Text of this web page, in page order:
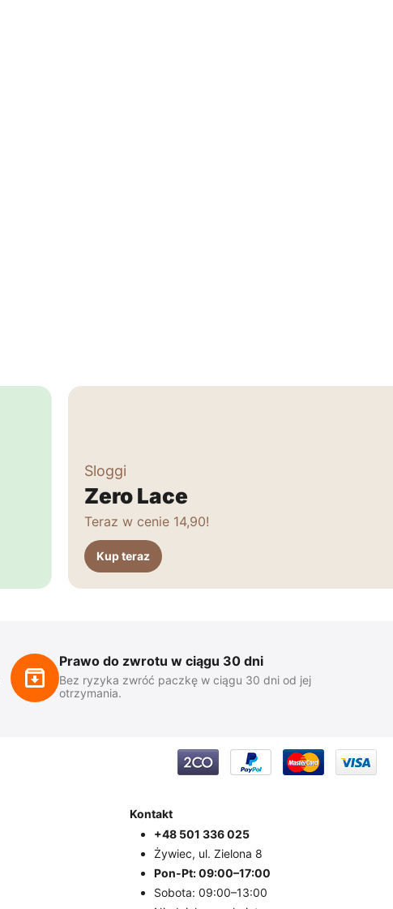
Sloggi
Zero Lace
Teraz w cenie 14,90!
Kup teraz
Prawo do zwrotu w ciągu 30 dni
Bez ryzyka zwróć paczkę w ciągu 30 dni od jej
otrzymania.
Kontakt
+48 501 336 025
Żywiec, ul. Zielona 8
Pon-Pt: 09:00–17:00
Sobota: 09:00–13:00